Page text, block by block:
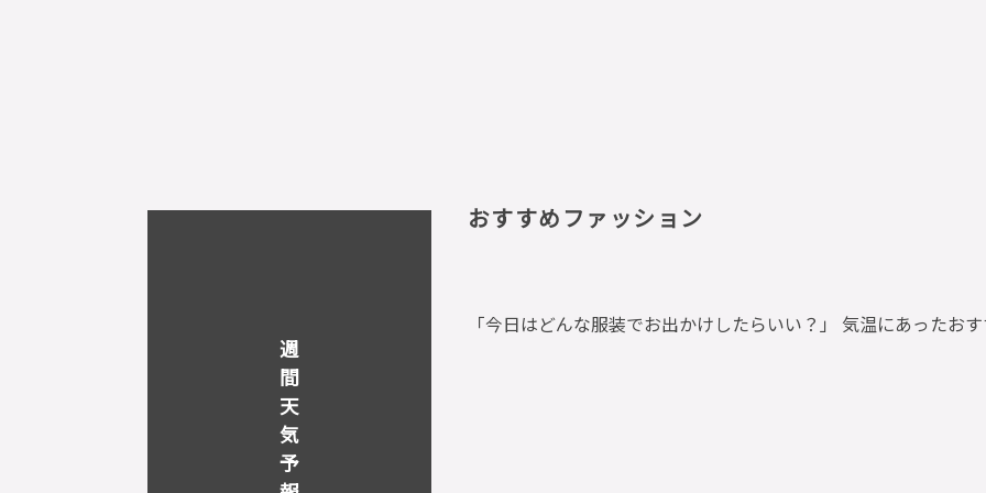
週
間
天
気
予
おすすめファッション
「今日はどんな服装でお出かけしたらいい？」 気温にあったお